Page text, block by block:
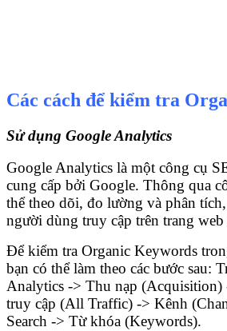
Các cách để kiểm tra
Sử dụng Google Analytics
Google Analytics là một công cụ
cung cấp bởi Google. Thông qua
thể theo dõi, đo lường và phân
người dùng truy cập trên trang
Để kiểm tra Organic Keywords
bạn có thể làm theo các bước sau:
Analytics -> Thu nạp (Acquisition)
truy cập (All Traffic) -> Kênh
Search -> Từ khóa (Keywords).